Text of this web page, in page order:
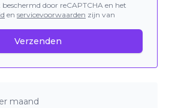
door reCAPTCHA en het
en servicevoorwaarden zijn van
Verzenden
maand